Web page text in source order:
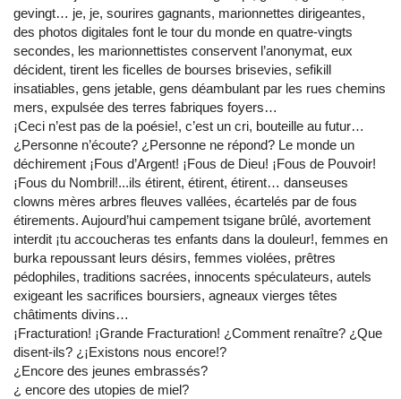
gevingt… je, je, sourires gagnants, marionnettes dirigeantes,
des photos digitales font le tour du monde en quatre-vingts
secondes, les marionnettistes conservent l’anonymat, eux
décident, tirent les ficelles de bourses brisevies, sefikill
insatiables, gens jetable, gens déambulant par les rues chemins
mers, expulsée des terres fabriques foyers…
¡Ceci n’est pas de la poésie!, c’est un cri, bouteille au futur…
¿Personne n’écoute? ¿Personne ne répond? Le monde un
déchirement ¡Fous d’Argent! ¡Fous de Dieu! ¡Fous de Pouvoir!
¡Fous du Nombril!...ils étirent, étirent, étirent… danseuses
clowns mères arbres fleuves vallées, écartelés par de fous
étirements. Aujourd’hui campement tsigane brûlé, avortement
interdit ¡tu accoucheras tes enfants dans la douleur!, femmes en
burka repoussant leurs désirs, femmes violées, prêtres
pédophiles, traditions sacrées, innocents spéculateurs, autels
exigeant les sacrifices boursiers, agneaux vierges têtes
châtiments divins…
¡Fracturation! ¡Grande Fracturation! ¿Comment renaître? ¿Que
disent-ils? ¿¡Existons nous encore!?
¿Encore des jeunes embrassés?
¿ encore des utopies de miel?